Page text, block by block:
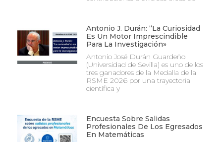
Antonio J. Durán: “La Curiosidad
Es Un Motor Imprescindible
Para La Investigación»
Antonio José Durán Guardeño
(Universidad de Sevilla) es uno de los
tres ganadores de la Medalla de la
RSME 2026 por una trayectoria
científica y
Encuesta Sobre Salidas
Profesionales De Los Egresados
En Matemáticas